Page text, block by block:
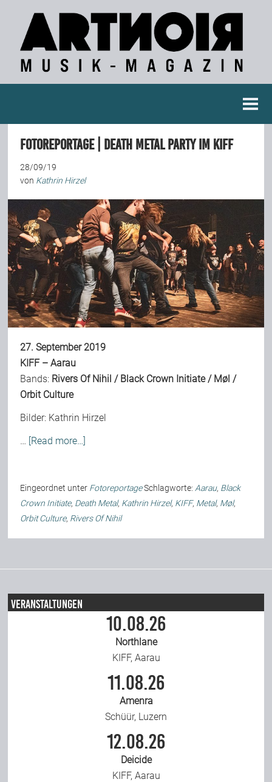
Konzertberichte
Fotoreportagen
Interviews
Weitere Berichte
Bild-Archiv
Rezensionen
Musik
Alles andere
Backstage
Kontakt
Team
Join Us
Fotoreportage | Death Metal Party im KIFF
28/09/19
von Kathrin Hirzel
27. September 2019
KIFF – Aarau
Bands: Rivers Of Nihil / Black Crown Initiate/ Møl /
Orbit Culture
Bilder: Kathrin Hirzel
… [Read more…]
Eingeordnet unter FotoreportageSchlagworte: Aarau, Black
Crown Initiate, Death Metal, Kathrin Hirzel, KIFF, Metal, Møl,
Orbit Culture, Rivers Of Nihil
Veranstaltungen
10.08.26
Northlane
KIFF, Aarau
11.08.26
Amenra
Schüür, Luzern
12.08.26
Deicide
KIFF, Aarau